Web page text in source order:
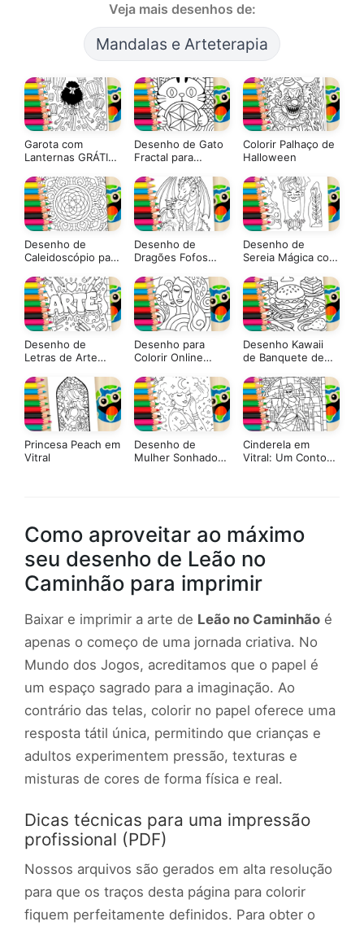
Veja mais desenhos de:
Mandalas e Arteterapia
Garota com
Lanternas GRÁTIS
Desenho de Gato
Fractal para
para Imprimir ou
Pintar Online
Colorir Palhaço de
Halloween
Desenho de
Caleidoscópio para
Online ou Imprima
em PDF Grátis
Desenho de
Dragões Fofos
Desenho de
Sereia Mágica com
Online
Desenho de
Letras de Arte
Desenho para
Colorir Online
Terapia em PDF
Grátis
Desenho Kawaii
de Banquete de
Food para Colorir
Princesa Peach em
Vitral
Desenho de
Mulher Sonhadora
Cinderela em
Vitral: Um Conto
Como aproveitar ao máximo
seu desenho de Leão no
Caminhão para imprimir
Baixar e imprimir a arte de Leão no Caminhão é
apenas o começo de uma jornada criativa. No
Mundo dos Jogos, acreditamos que o papel é
um espaço sagrado para a imaginação. Ao
contrário das telas, colorir no papel oferece uma
resposta tátil única, permitindo que crianças e
adultos experimentem pressão, texturas e
misturas de cores de forma física e real.
Dicas técnicas para uma impressão
profissional (PDF)
Nossos arquivos são gerados em alta resolução
para que os traços desta página para colorir
fiquem perfeitamente definidos. Para obter o